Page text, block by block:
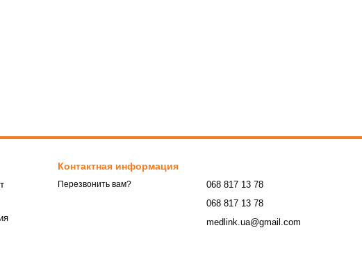
Контактная информация
Перезвонить вам?
068 817 13 78
068 817 13 78
medlink.ua@gmail.com